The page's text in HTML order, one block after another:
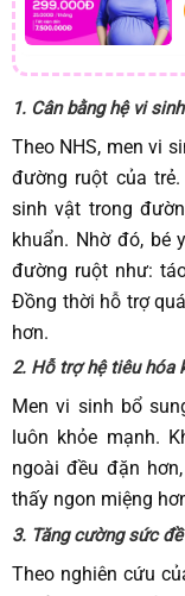
1. Cân bằng hệ vi
Theo NHS, men vi
đường ruột của
sinh vật trong
khuẩn. Nhờ đó, bé
đường ruột như:
Đồng thời hỗ trợ
hơn.
2. Hỗ trợ hệ tiêu hóa
Men vi sinh bổ
luôn khỏe mạnh.
ngoài đều đặn
thấy ngon miệng
3. Tăng cường sức
Theo nghiên cứu